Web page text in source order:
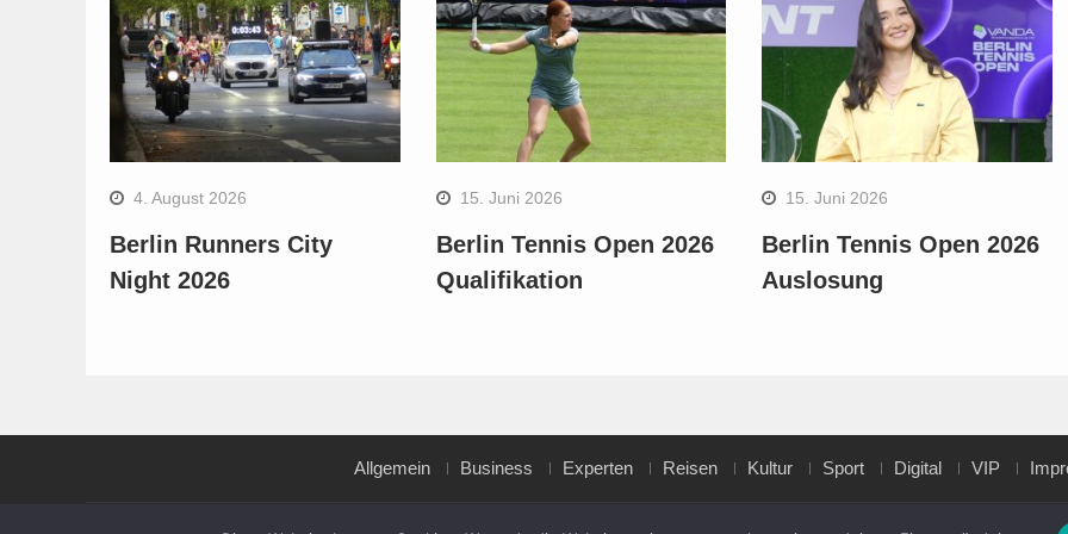
4. August 2026
Berlin Runners City
Night 2026
15. Juni 2026
Berlin Tennis Open 2026
Qualifikation
15. Juni 2026
Berlin Tennis Open 2026
Auslosung
Allgemein Business Experten Reisen Kultur Sport Digital VIP